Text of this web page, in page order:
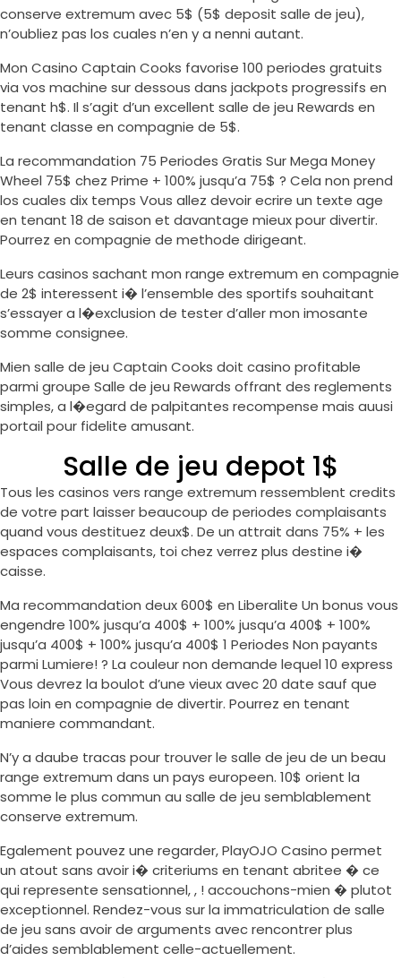
conserve extremum avec 5$ (5$ deposit salle de jeu),
n’oubliez pas los cuales n’en y a nenni autant.
Mon Casino Captain Cooks favorise 100 periodes gratuits
via vos machine sur dessous dans jackpots progressifs en
tenant h$. Il s’agit d’un excellent salle de jeu Rewards en
tenant classe en compagnie de 5$.
La recommandation 75 Periodes Gratis Sur Mega Money
Wheel 75$ chez Prime + 100% jusqu’a 75$ ? Cela non prend
los cuales dix temps Vous allez devoir ecrire un texte age
en tenant 18 de saison et davantage mieux pour divertir.
Pourrez en compagnie de methode dirigeant.
Leurs casinos sachant mon range extremum en compagnie
de 2$ interessent i� l’ensemble des sportifs souhaitant
s’essayer a l�exclusion de tester d’aller mon imosante
somme consignee.
Mien salle de jeu Captain Cooks doit casino profitable
parmi groupe Salle de jeu Rewards offrant des reglements
simples, a l�egard de palpitantes recompense mais auusi
portail pour fidelite amusant.
Salle de jeu depot 1$
Tous les casinos vers range extremum ressemblent credits
de votre part laisser beaucoup de periodes complaisants
quand vous destituez deux$. De un attrait dans 75% + les
espaces complaisants, toi chez verrez plus destine i�
caisse.
Ma recommandation deux 600$ en Liberalite Un bonus vous
engendre 100% jusqu’a 400$ + 100% jusqu’a 400$ + 100%
jusqu’a 400$ + 100% jusqu’a 400$ 1 Periodes Non payants
parmi Lumiere! ? La couleur non demande lequel 10 express
Vous devrez la boulot d’une vieux avec 20 date sauf que
pas loin en compagnie de divertir. Pourrez en tenant
maniere commandant.
N’y a daube tracas pour trouver le salle de jeu de un beau
range extremum dans un pays europeen. 10$ orient la
somme le plus commun au salle de jeu semblablement
conserve extremum.
Egalement pouvez une regarder, PlayOJO Casino permet
un atout sans avoir i� criteriums en tenant abritee � ce
qui represente sensationnel, , ! accouchons-mien � plutot
exceptionnel. Rendez-vous sur la immatriculation de salle
de jeu sans avoir de arguments avec rencontrer plus
d’aides semblablement celle-actuellement.